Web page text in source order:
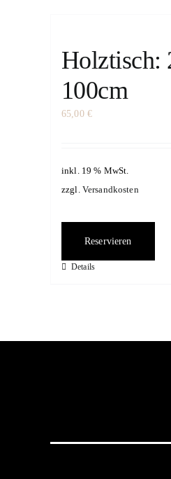
Holztisch:
100cm
65,00 €
inkl. 19 % MwSt.
zzgl. Versandkosten
Reservieren
Details